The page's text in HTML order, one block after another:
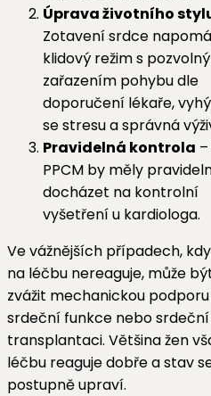
Úprava životního
Zotavení srdce
klidový režim s
zařazením pohybu dle
doporučení lékaře,
se stresu a správná
Pravidelná kontrola
PPCM by měly
docházet na kontrolní
vyšetření u kardiologa.
Ve vážnějších případech,
na léčbu nereaguje, může
zvážit mechanickou podporu
srdeční funkce nebo srdeční
transplantaci. Většina žen
léčbu reaguje dobře a stav
postupně upraví.